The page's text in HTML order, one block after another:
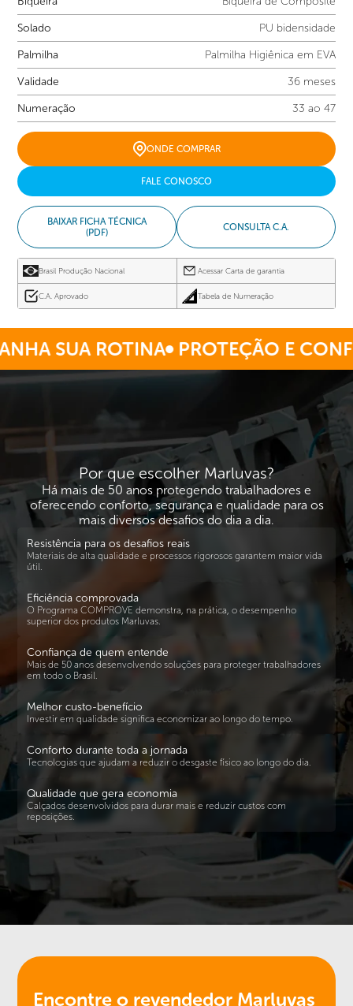
Solado
PU bidensidade
Palmilha
Palmilha Higiênica em EVA
Validade
36 meses
Numeração
33 ao 47
ONDE COMPRAR
FALE CONOSCO
BAIXAR FICHA TÉCNICA
(PDF)
CONSULTA C.A.
Brasil Produção Nacional Acessar Carta de garantia
C.A. Aprovado Tabela de Numeração
SUA ROTINA PROTEÇÃO E
Por que escolher Marluvas?
Há mais de 50 anos protegendo trabalhadores e
oferecendo conforto, segurança e qualidade para os
mais diversos desafios do dia a dia.
Resistência para os desafios reais
Materiais de alta qualidade e processos rigorosos garantem maior vida
útil.
Eficiência comprovada
O Programa COMPROVE demonstra, na prática, o desempenho
superior dos produtos Marluvas.
Confiança de quem entende
Mais de 50 anos desenvolvendo soluções para proteger trabalhadores
em todo o Brasil.
Melhor custo-benefício
Investir em qualidade significa economizar ao longo do tempo.
Conforto durante toda a jornada
Tecnologias que ajudam a reduzir o desgaste físico ao longo do dia.
Qualidade que gera economia
Calçados desenvolvidos para durar mais e reduzir custos com
reposições.
Encontre o revendedor Marluvas